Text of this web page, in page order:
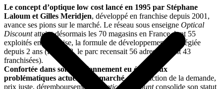
Le concept d’optique low cost lancé en 1995 par Stéphane
Laloum et Gilles Meridjen, développé en franchise depuis 2001,
avance ses pions sur le marché. Le réseau sous enseigne Optical
Discountatteint désormais les 70 magasins en France dont 55
exploités en franchise, la formule de développement privilégiée
depuis 2 ans (fin 2008, le parc recensait 56 adresses dont 43
franchisées).
Confortée dans son positionnement eu égard aux
problématiques actuelles du marché– contraction de la demande,
prix juste, déremboursement –
Optical Discountconsolide son statut